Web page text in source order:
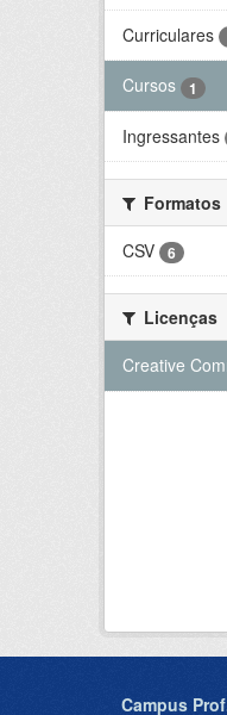
Curriculares
Cursos 1
Ingressantes
Formatos
CSV
6
Licenças
Creative
Campus